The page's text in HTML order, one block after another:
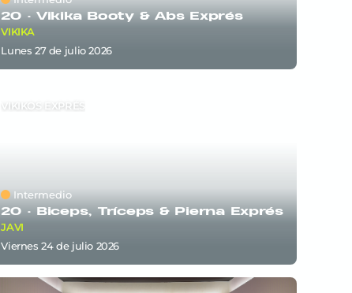
20 · Vikika Booty & Abs Exprés
VIKIKA
lunes 27de julio 2026
VIKIKOS EXPRÉS
Intermedio
20 · Biceps, Tríceps & Pierna Exprés
JAVI
viernes 24de julio 2026